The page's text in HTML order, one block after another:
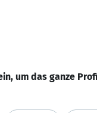
um das ganze